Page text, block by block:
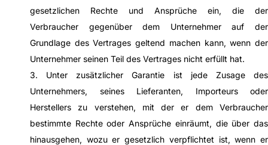
gesetzlichen Rechte und Ansprüche ein, die der
Verbraucher gegenüber dem Unternehmer auf der
Grundlage des Vertrages geltend machen kann, wenn der
Unternehmer seinen Teil des Vertrages nicht erfüllt hat.
3. Unter zusätzlicher Garantie ist jede Zusage des
Unternehmers, seines Lieferanten, Importeurs oder
Herstellers zu verstehen, mit der er dem Verbraucher
bestimmte Rechte oder Ansprüche einräumt, die über das
hinausgehen, wozu er gesetzlich verpflichtet ist, wenn er